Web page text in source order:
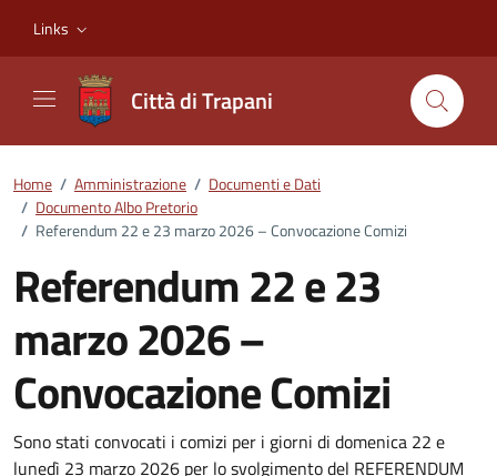
Links
Città di Trapani
Home / Amministrazione / Documenti e Dati
/ Documento Albo Pretorio
/ Referendum 22 e 23 marzo 2026 – Convocazione Comizi
Referendum 22 e 23
marzo 2026 –
Convocazione Comizi
Dettagli del documento
Sono stati convocati i comizi per i giorni di domenica 22 e
lunedì 23 marzo 2026 per lo svolgimento del REFERENDUM